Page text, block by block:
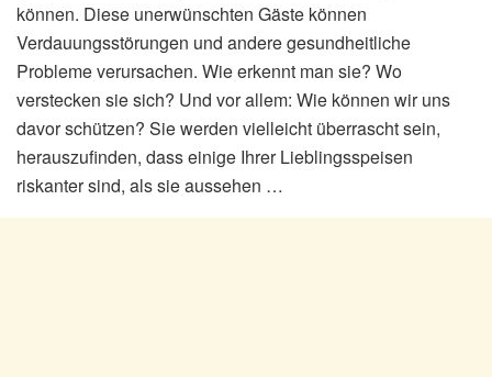
können. Diese unerwünschten Gäste können
Verdauungsstörungen und andere gesundheitliche
Probleme verursachen. Wie erkennt man sie? Wo
verstecken sie sich? Und vor allem: Wie können wir uns
davor schützen? Sie werden vielleicht überrascht sein,
herauszufinden, dass einige Ihrer Lieblingsspeisen
riskanter sind, als sie aussehen …